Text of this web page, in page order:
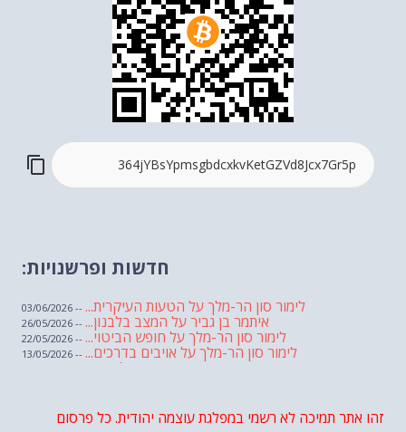
חדשות ופרשנויות:
לימור סון הר-מלך על הטעות העיקרית... -- 03/06/2026
איתמר בן גביר על המצב בלבנון... -- 26/05/2026
לימור סון הר-מלך על חופש הביטוי... -- 22/05/2026
לימור סון הר-מלך על אויבים בדרכים... -- 13/05/2026
שבועת אמונים לדעאש
לימור סון הר-מלך על חוק...-- 19/04/2026
זהו אתר תמיכה לא רשמי במפלגת עוצמה יהודית. כל פרסום